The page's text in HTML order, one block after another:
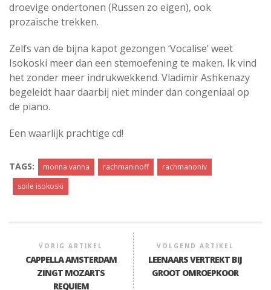
droevige ondertonen (Russen zo eigen), ook
prozaïsche trekken.
Zelfs van de bijna kapot gezongen ‘Vocalise’ weet
Isokoski meer dan een stemoefening te maken. Ik vind
het zonder meer indrukwekkend. Vladimir Ashkenazy
begeleidt haar daarbij niet minder dan congeniaal op
de piano.
Een waarlijk prachtige cd!
TAGS: monna vanna rachmaninoff
rachmanoniv
soile isokoski
VORIG ARTIKEL
CAPPELLA AMSTERDAM
ZINGT MOZARTS
REQUIEM
VOLGEND ARTIKEL
LEENAARS VERTREKT BIJ
GROOT OMROEPKOOR